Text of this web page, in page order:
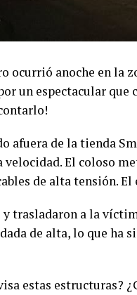
ocurrió anoche en la
un espectacular que
afuera de la tienda
velocidad. El coloso
de alta tensión.
trasladaron a la
de alta, lo que ha
estas estructuras?